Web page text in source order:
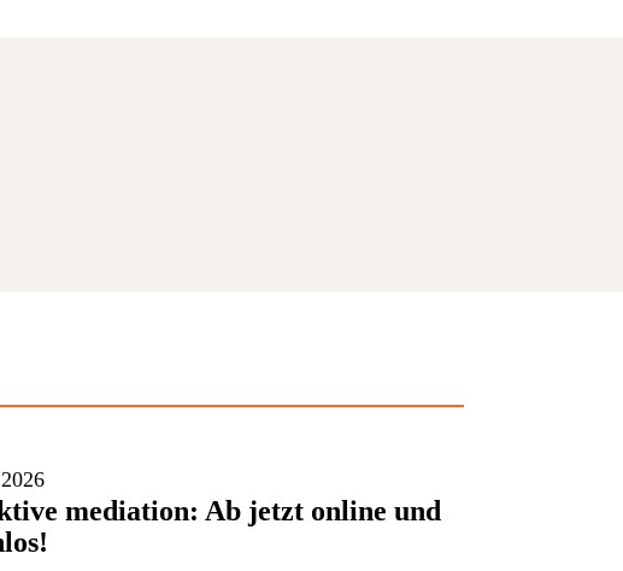
mediation: Ab jetzt online und